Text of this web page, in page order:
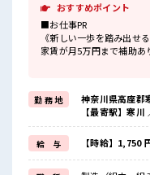
おすすめポイント
■お仕事PR
《新しい一歩を踏み出せる
家賃が月5万円まで補助あ
生活費をぐっと抑えなが
新生活を始めたい方にオス
家電付きですぐに生活スタ
住まいと仕事どちらも一
《うれしい手当あり》
続けるほどしっかり返って
生産協力金を支給していま
入社3カ月経過で『24,000
勤 務 地
神奈川県高座郡
【最寄駅】寒川
給 与 【時給】1,750